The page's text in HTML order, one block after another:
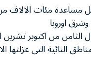
مئات الالاف من
اوروبا
النائية التى